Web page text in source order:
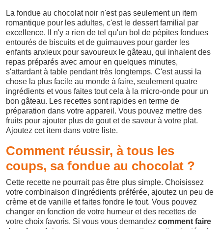
La fondue au chocolat noir n'est pas seulement un item
romantique pour les adultes, c'est le dessert familial par
excellence. Il n'y a rien de tel qu'un bol de pépites fondues
entourés de biscuits et de guimauves pour garder les
enfants anxieux pour savoureux le gâteau, qui inhalent des
repas préparés avec amour en quelques minutes,
s'attardant à table pendant très longtemps. C'est aussi la
chose la plus facile au monde à faire, seulement quatre
ingrédients et vous faites tout cela à la micro-onde pour un
bon gâteau. Les recettes sont rapides en terme de
préparation dans votre appareil. Vous pouvez mettre des
fruits pour ajouter plus de gout et de saveur à votre plat.
Ajoutez cet item dans votre liste.
Comment réussir, à tous les
coups, sa fondue au chocolat ?
Cette recette ne pourrait pas être plus simple. Choisissez
votre combinaison d'ingrédients préférée, ajoutez un peu de
crème et de vanille et faites fondre le tout. Vous pouvez
changer en fonction de votre humeur et des recettes de
votre choix favoris. Si vous vous demandez comment faire